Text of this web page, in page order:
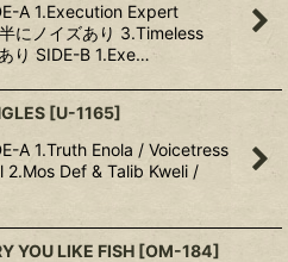
A 1.Execution Expert
にノイズあり 3.Timeless
り SIDE-B 1.Exe…
[U-1165]
A 1.Truth Enola / Voicetress
2.Mos Def & Talib Kweli /
YOU LIKE FISH [OM-184]